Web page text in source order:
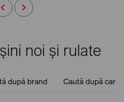
noi și rulate
după brand Caută după